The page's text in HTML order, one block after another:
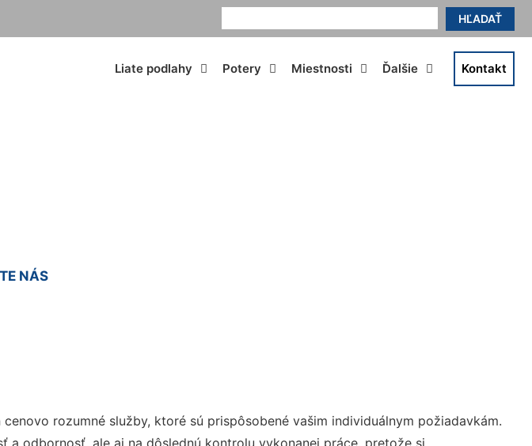
HĽADAŤ
Liate podlahy Potery Miestnosti Ďalšie Kontakt
NÁS
rozumné služby, ktoré sú prispôsobené vašim individuálnym požiadavkám.